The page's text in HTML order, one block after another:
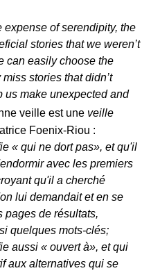
of serendipity, the
stories that we weren’t
can easily choose the
stories that didn’t
us make unexpected and
veille est une veille
Foenix-Riou :
« qui ne dort pas», et qu'il
avec les premiers
qu'il a cherché
lui demandait et en se
pages de résultats,
quelques mots-clés;
aussi « ouvert à», et qui
aux alternatives qui se